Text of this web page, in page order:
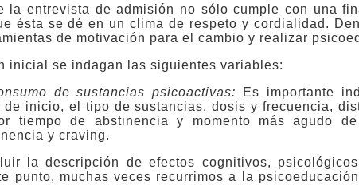
la entrevista de admisión no sólo cumple con una
ésta se dé en un clima de respeto y cordialidad.
de motivación para el cambio y realizar
inicial se indagan las siguientes variables:
de sustancias psicoactivas: Es importante
de inicio, el tipo de sustancias, dosis y frecuencia,
tiempo de abstinencia y momento más agudo
y craving.
la descripción de efectos cognitivos,
punto, muchas veces recurrimos a la